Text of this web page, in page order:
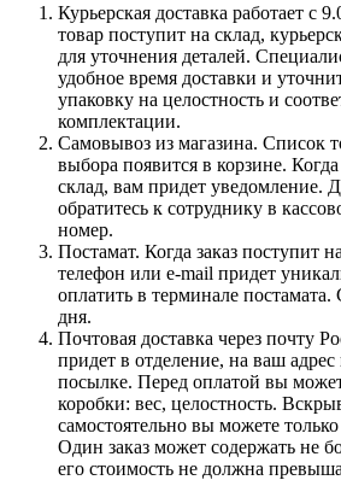
Курьерская доставка работает с
товар поступит на склад,
для уточнения деталей.
удобное время доставки и
упаковку на целостность и
комплектации.
Самовывоз из магазина. Список
выбора появится в корзине.
склад, вам придет уведомление.
обратитесь к сотруднику в
номер.
Постамат. Когда заказ поступит
телефон или e-mail придет
оплатить в терминале
дня.
Почтовая доставка через почту
придет в отделение, на ваш
посылке. Перед оплатой вы
коробки: вес, целостность.
самостоятельно вы можете
Один заказ может содержать не
его стоимость не должна